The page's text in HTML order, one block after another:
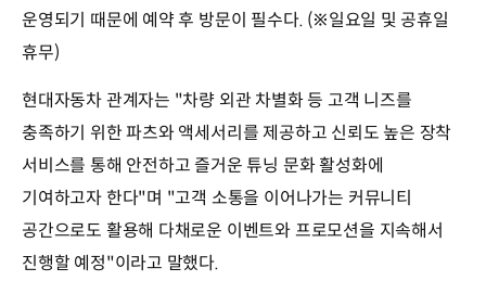
운영되기 때문에 예약 후 방문이 필수다. (※일요일 및 공휴일
휴무)
현대자동차 관계자는 "차량 외관 차별화 등 고객 니즈를
충족하기 위한 파츠와 액세서리를 제공하고 신뢰도 높은 장착
서비스를 통해 안전하고 즐거운 튜닝 문화 활성화에
기여하고자 한다"며 "고객 소통을 이어나가는 커뮤니티
공간으로도 활용해 다채로운 이벤트와 프로모션을 지속해서
진행할 예정"이라고 말했다.